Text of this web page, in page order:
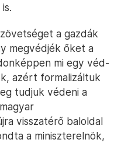
a gazdák
megvédjék őket a
mi egy véd-
azért formalizáltuk
tudjuk védeni a
visszatérő baloldal
a miniszterelnök,